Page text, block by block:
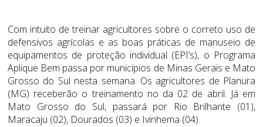
Com intuito de treinar agricultores sobre o correto uso de
defensivos agrícolas e as boas práticas de manuseio de
equipamentos de proteção individual (EPI’s), o Programa
Aplique Bem passa por municípios de Minas Gerais e Mato
Grosso do Sul nesta semana. Os agricultores de Planura
(MG) receberão o treinamento no da 02 de abril. Já em
Mato Grosso do Sul, passará por Rio Brilhante (01),
Maracaju (02), Dourados (03) e Ivinhema (04).